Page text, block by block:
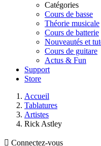
Catégories
Cours de basse
Théorie musicale
Cours de batterie
Nouveautés et
Cours de guitare
Actus & Fun
Support
Store
Accueil
Tablatures
Artistes
Rick Astley
 Connectez-vous